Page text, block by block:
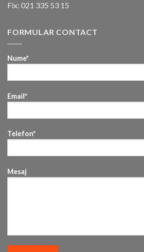
Fix: 021 335 53 15
FORMULAR CONTACT
Nume*
Email*
Telefon*
Mesaj